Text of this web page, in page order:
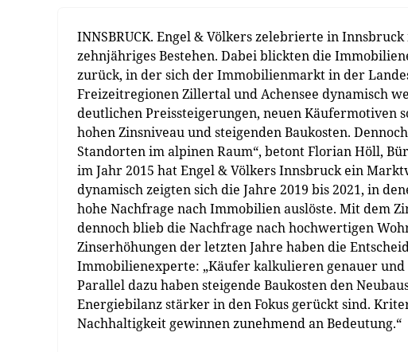
INNSBRUCK. Engel & Völkers zelebrierte in
zehnjähriges Bestehen. Dabei blickten die
zurück, in der sich der Immobilienmarkt in der
Freizeitregionen Zillertal und Achensee dynamisch
deutlichen Preissteigerungen, neuen Käufermotiven
hohen Zinsniveau und steigenden Baukosten.
Standorten im alpinen Raum“, betont Florian Höll,
im Jahr 2015 hat Engel & Völkers Innsbruck ein
dynamisch zeigten sich die Jahre 2019 bis 2021, in
hohe Nachfrage nach Immobilien auslöste. Mit dem
dennoch blieb die Nachfrage nach hochwertigen
Zinserhöhungen der letzten Jahre haben die
Immobilienexperte: „Käufer kalkulieren genauer
Parallel dazu haben steigende Baukosten den
Energiebilanz stärker in den Fokus gerückt sind.
Nachhaltigkeit gewinnen zunehmend an Bedeutung.“